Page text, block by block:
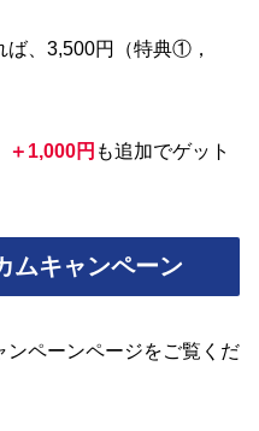
ば、3,500円（特典①，
＋1,000円 も追加でゲット
ムキャンペーン
ペーンページをご覧くだ